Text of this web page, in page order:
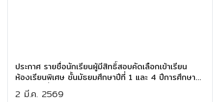
ประกาศ รายชื่อนักเรียนผู้มีสิทธิ์สอบคัดเลือกเข้าเรียน
ห้องเรียนพิเศษ ชั้นมัธยมศึกษาปีที่ 1 และ 4 ปีการศึกษา
2569 (เพิ่มเติม)
2 มี.ค. 2569